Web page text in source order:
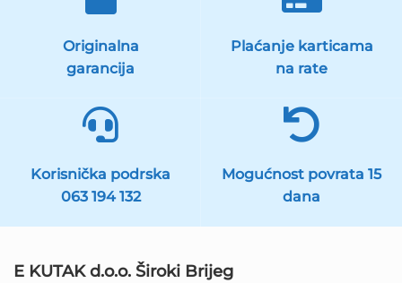
Originalna
garancija
Plaćanje karticama
na rate
Korisnička podrska
063 194 132
Mogućnost povrata 15
dana
E KUTAK d.o.o. Široki Brijeg